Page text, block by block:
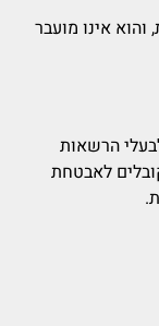
אינו מועבר
הרשאות
לאבטחת